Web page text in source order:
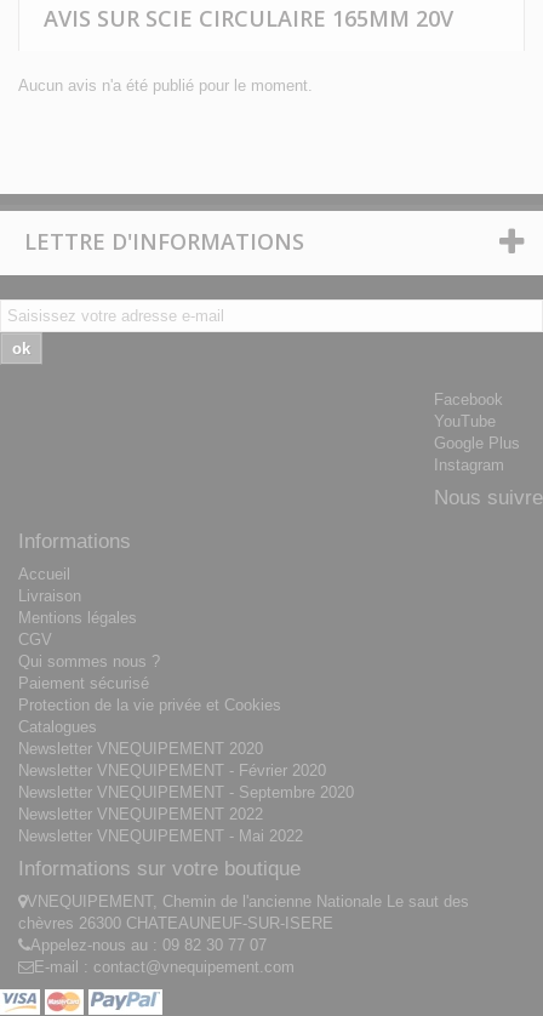
AVIS SUR SCIE CIRCULAIRE 165MM 20V
Aucun avis n'a été publié pour le moment.
LETTRE D'INFORMATIONS
ok
Facebook
YouTube
Google Plus
Instagram
Nous suivre
Informations
Accueil
Livraison
Mentions légales
CGV
Qui sommes nous ?
Paiement sécurisé
Protection de la vie privée et Cookies
Catalogues
Newsletter VNEQUIPEMENT 2020
Newsletter VNEQUIPEMENT - Février 2020
Newsletter VNEQUIPEMENT - Septembre 2020
Newsletter VNEQUIPEMENT 2022
Newsletter VNEQUIPEMENT - Mai 2022
Informations sur votre boutique
VNEQUIPEMENT, Chemin de l'ancienne Nationale Le saut des
chèvres 26300 CHATEAUNEUF-SUR-ISERE
Appelez-nous au : 09 82 30 77 07
E-mail : contact@vnequipement.com